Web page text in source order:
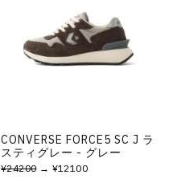
CONVERSE FORCE5 SC J ラ
スティグレー - グレー
¥24200→ ¥12100